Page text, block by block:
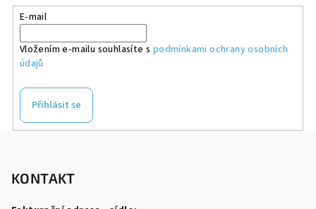
E-mail
Vložením e-mailu souhlasíte s podmínkami ochrany osobních
údajů
Přihlásit se
KONTAKT